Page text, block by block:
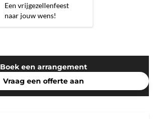
Een vrijgezellenfeest
naar jouw wens!
Boek een arrangement
Vraag een offerte aan